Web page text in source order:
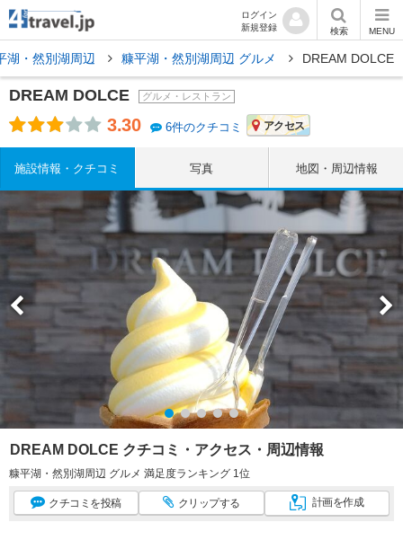
ログイン
新規登録
検索 MENU
湖・然別湖周辺 糠平湖・然別湖周辺 グルメ DREAM DOLCE
DREAM DOLCE グルメ・レストラン
3.30 6件のクチコミ アクセス
施設情報・クチコミ 写真 地図・周辺情報
DREAM DOLCE クチコミ・アクセス・周辺情報
糠平湖・然別湖周辺 グルメ 満足度ランキング 1位
クチコミ を投稿 クリップする 計画を作成